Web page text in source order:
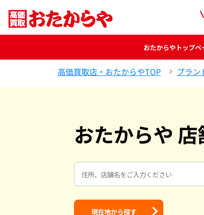
おたからやトップペ
高価買取店・おたからやTOP ブラン
おたからや
現在地から探す